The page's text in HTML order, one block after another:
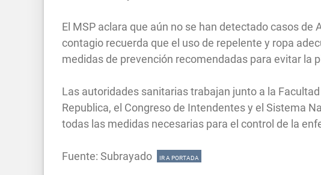
El MSP aclara que aún no se han detectado casos
contagio recuerda que el uso de repelente y ropa
medidas de prevención recomendadas para evitar la
Las autoridades sanitarias trabajan junto a la
Republica, el Congreso de Intendentes y el Sistema
todas las medidas necesarias para el control de la
Fuente: Subrayado IR A PORTADA